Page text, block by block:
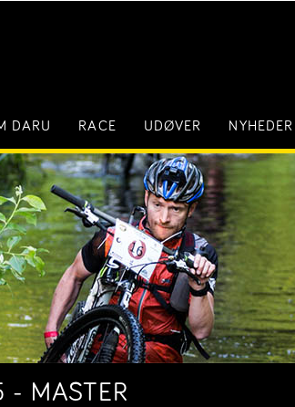
DARU RACE UDØVER NYHEDER
- MASTER